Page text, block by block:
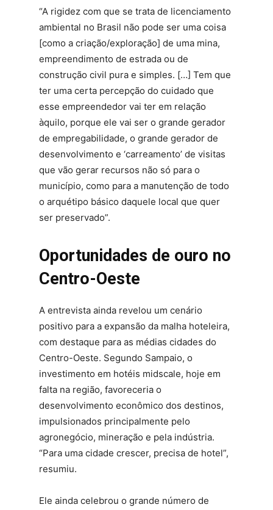
“A rigidez com que se trata de licenciamento
ambiental no Brasil não pode ser uma coisa
[como a criação/exploração] de uma mina,
empreendimento de estrada ou de
construção civil pura e simples. […] Tem que
ter uma certa percepção do cuidado que
esse empreendedor vai ter em relação
àquilo, porque ele vai ser o grande gerador
de empregabilidade, o grande gerador de
desenvolvimento e ‘carreamento’ de visitas
que vão gerar recursos não só para o
município, como para a manutenção de todo
o arquétipo básico daquele local que quer
ser preservado”.
Oportunidades de ouro no
Centro-Oeste
A entrevista ainda revelou um cenário
positivo para a expansão da malha hoteleira,
com destaque para as médias cidades do
Centro-Oeste. Segundo Sampaio, o
investimento em hotéis midscale, hoje em
falta na região, favoreceria o
desenvolvimento econômico dos destinos,
impulsionados principalmente pelo
agronegócio, mineração e pela indústria.
“Para uma cidade crescer, precisa de hotel”,
resumiu.
Ele ainda celebrou o grande número de